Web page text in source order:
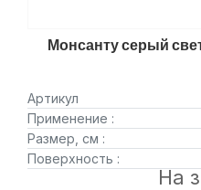
Монсанту серый
Артикул
Применение :
Размер, см :
Поверхность :
На